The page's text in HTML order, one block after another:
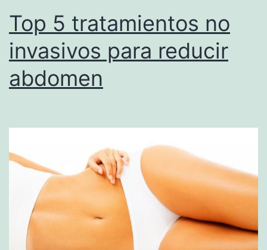
Top 5 tratamientos no
invasivos para reducir
abdomen